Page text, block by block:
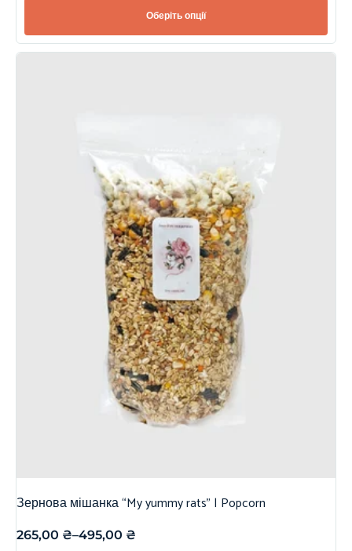
Оберіть опції
Зернова мішанка “My yummy rats” | Popcorn
265,00 ₴–495,00 ₴